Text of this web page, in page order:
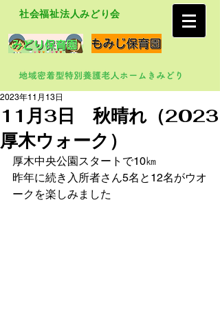
社会福祉法人みどり会
11月3日 秋晴れ（2023
厚木ウォーク）
2023年11月13日
厚木中央公園スタートで10㎞
昨年に続き入所者さん5名と12名がウオ
ークを楽しみました